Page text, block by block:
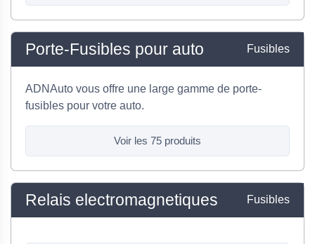
Porte-Fusibles pour auto Fusibles
ADNAuto vous offre une large gamme de porte-
fusibles pour votre auto.
Voir les 75 produits
Relais electromagnetiques Fusibles